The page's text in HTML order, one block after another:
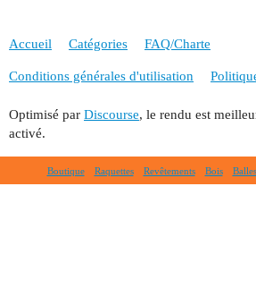
Accueil Catégories FAQ/Charte
Conditions générales d'utilisation
Optimisé par Discourse, le rendu est
activé.
Boutique Raquettes Revêtements Bois Balles